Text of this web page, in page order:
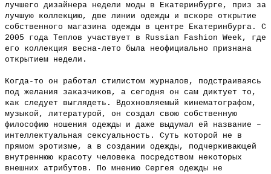
лучшего дизайнера недели моды в Екатеринбурге, приз за
лучшую коллекцию, две линии одежды и вскоре открытие
собственного магазина одежды в центре Екатеринбурга. С
2005 года Теплов участвует в Russian Fashion Week, где
его коллекция весна-лето была неофициально признана
открытием недели.
Когда-то он работал стилистом журналов, подстраиваясь
под желания заказчиков, а сегодня он сам диктует то,
как следует выглядеть. Вдохновляемый кинематографом,
музыкой, литературой, он создал свою собственную
философию ношения одежды и даже выдумал ей название –
интеллектуальная сексуальность. Суть которой не в
прямом эротизме, а в создании одежды, подчеркивающей
внутреннюю красоту человека посредством некоторых
внешних атрибутов. По мнению Сергея одежды не